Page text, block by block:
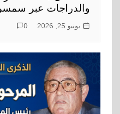
والدراجات عبر
يونيو 25, 2026 0